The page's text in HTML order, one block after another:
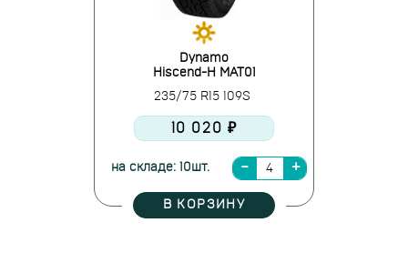
Dynamo
Hiscend-H MAT01
235/75 R15 109S
10 020 ₽
на складе: 10шт.
В КОРЗИНУ